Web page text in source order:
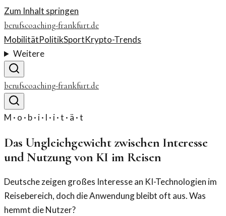
Zum Inhalt springen
berufscoaching-frankfurt.de
MobilitätPolitikSportKrypto-Trends
Weitere
berufscoaching-frankfurt.de
M · o · b · i · l · i · t · ä · t
Das Ungleichgewicht zwischen Interesse
und Nutzung von KI im Reisen
Deutsche zeigen großes Interesse an KI-Technologien im
Reisebereich, doch die Anwendung bleibt oft aus. Was
hemmt die Nutzer?